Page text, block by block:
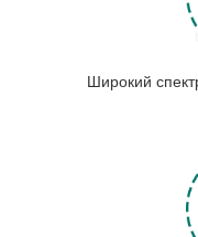
Широкий